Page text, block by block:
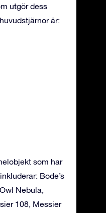
utgör dess
är:
som har
Bode’s
Nebula,
108, Messier